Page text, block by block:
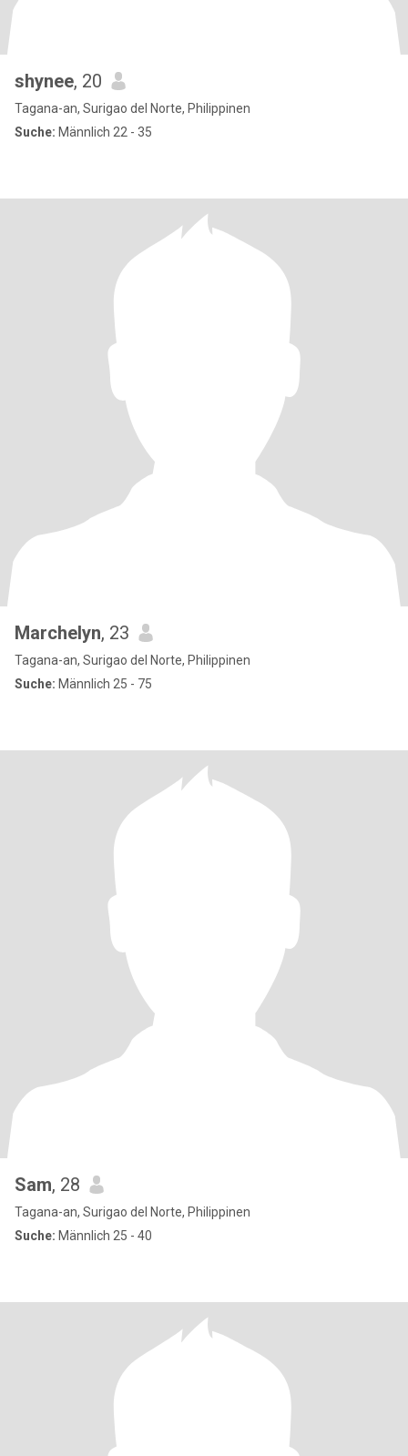
shynee, 20
Tagana-an, Surigao del Norte, Philippinen
Suche: Männlich 22 - 35
Marchelyn, 23
Tagana-an, Surigao del Norte, Philippinen
Suche: Männlich 25 - 75
Sam, 28
Tagana-an, Surigao del Norte, Philippinen
Suche: Männlich 25 - 40